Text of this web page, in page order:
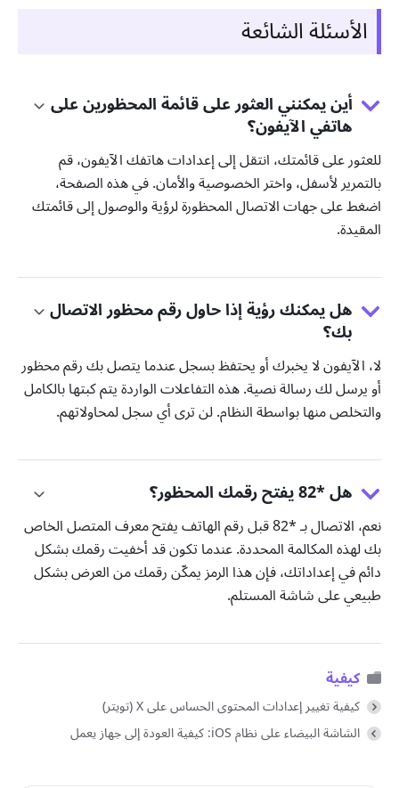
الأسئلة الشائعة
أين يمكنني العثور على قائمة المحظورين على
هاتفي الآيفون؟
للعثور على قائمتك، انتقل إلى إعدادات هاتفك الآيفون، قم
بالتمرير لأسفل، واختر الخصوصية والأمان. في هذه الصفحة،
اضغط على جهات الاتصال المحظورة لرؤية والوصول إلى قائمتك
المقيدة.
هل يمكنك رؤية إذا حاول رقم محظور الاتصال
بك؟
لا، الآيفون لا يخبرك أو يحتفظ بسجل عندما يتصل بك رقم محظور
أو يرسل لك رسالة نصية. هذه التفاعلات الواردة يتم كبتها بالكامل
والتخلص منها بواسطة النظام. لن ترى أي سجل لمحاولاتهم.
هل *82 يفتح رقمك المحظور؟
نعم، الاتصال بـ *82 قبل رقم الهاتف يفتح معرف المتصل الخاص
بك لهذه المكالمة المحددة. عندما تكون قد أخفيت رقمك بشكل
دائم في إعداداتك، فإن هذا الرمز يمكّن رقمك من العرض بشكل
طبيعي على شاشة المستلم.
كيفية
كيفية تغيير إعدادات المحتوى الحساس على X (تويتر)
الشاشة البيضاء على نظام iOS: كيفية العودة إلى جهاز يعمل